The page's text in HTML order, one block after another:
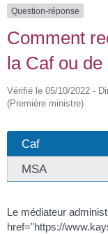
Question-réponse
Comment
la Caf ou
Vérifié le 05/10/2022 -
(Première ministre)
Caf
MSA
Le médiateur
href="https://